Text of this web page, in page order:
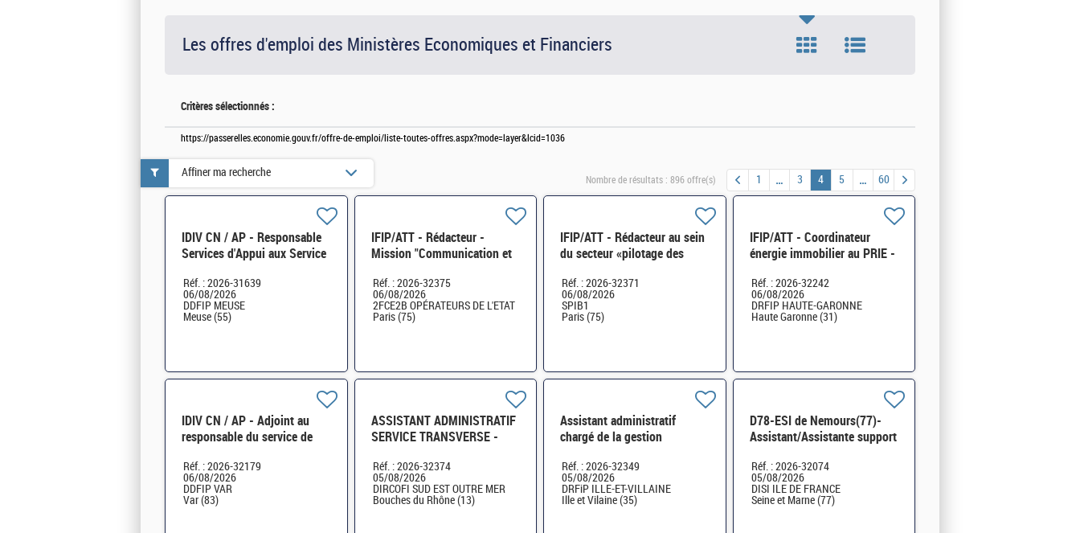
Les offres d'emploi des Ministères Economiques et Financiers
Critères sélectionnés :
https://passerelles.economie.gouv.fr/offre-de-emploi/liste-toutes-offres.aspx?mode=layer&lcid=1036
Nombre de résultats : 896 offre(s) 1 3 4 5 60
IDIV CN / AP - Responsable
Services d'Appui aux Service
SA-SIE à Verdun H/F
Réf. : 2026-31639
06/08/2026
DDFIP MEUSE
Meuse (55)
IFIP/ATT - Rédacteur -
Mission "Communication et
agents comptables" - 2FCE-
2B
Réf. : 2026-32375
06/08/2026
2FCE2B OPÉRATEURS DE L'ETAT
Paris (75)
IFIP/ATT - Rédacteur au sein
du secteur «pilotage des
Bureau SPiB-1B H/F
Réf. : 2026-32371
06/08/2026
SPIB1
Paris (75)
IFIP/ATT - Coordinateur
énergie immobilier au PRIE -
H/F
Réf. : 2026-32242
06/08/2026
DRFIP HAUTE-GARONNE
Haute Garonne (31)
IDIV CN / AP - Adjoint au
responsable du service de
Réf. : 2026-32179
06/08/2026
DDFIP VAR
Var (83)
ASSISTANT ADMINISTRATIF
SERVICE TRANSVERSE -
LOGISTIQUE (CHORUS)
MARSEILLE H/F
Réf. : 2026-32374
05/08/2026
DIRCOFI SUD EST OUTRE MER
Bouches du Rhône (13)
Assistant administratif
chargé de la gestion
Paierie régionale H/F
Réf. : 2026-32349
05/08/2026
DRFiP ILLE-ET-VILLAINE
Ille et Vilaine (35)
D78-ESI de Nemours(77)-
Assistant/Assistante support
technique domaine pro) H/F
Réf. : 2026-32074
05/08/2026
DISI ILE DE FRANCE
Seine et Marne (77)
Affiner ma recherche